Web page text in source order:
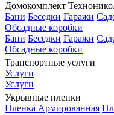
Домокомплект
Бани Беседки Гаражи
Обсадные коробки
Бани Беседки Гаражи
Обсадные коробки
Транспортные услуги
Услуги
Услуги
Укрывные пленки
Пленка Армированная